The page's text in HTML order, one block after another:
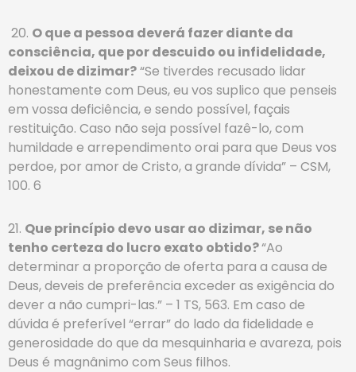
20. O que a pessoa deverá fazer diante da
consciência, que por descuido ou infidelidade,
deixou de dizimar?“Se tiverdes recusado lidar
honestamente com Deus, eu vos suplico que penseis
em vossa deficiência, e sendo possível, façais
restituição. Caso não seja possível fazê-lo, com
humildade e arrependimento orai para que Deus vos
perdoe, por amor de Cristo, a grande dívida” – CSM,
100. 6
21. Que princípio devo usar ao dizimar, se não
tenho certeza do lucro exato obtido?“Ao
determinar a proporção de oferta para a causa de
Deus, deveis de preferência exceder as exigência do
dever a não cumpri-las.” – 1 TS, 563. Em caso de
dúvida é preferível “errar” do lado da fidelidade e
generosidade do que da mesquinharia e avareza, pois
Deus é magnânimo com Seus filhos.